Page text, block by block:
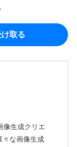
取る
像生成クリエ
々な画像生成